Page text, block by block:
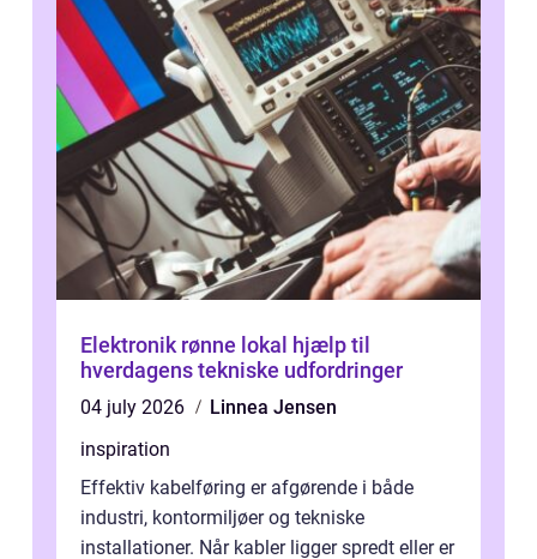
Elektronik rønne lokal hjælp til
hverdagens tekniske udfordringer
04 july 2026
Linnea Jensen
inspiration
Effektiv kabelføring er afgørende i både
industri, kontormiljøer og tekniske
installationer. Når kabler ligger spredt eller er